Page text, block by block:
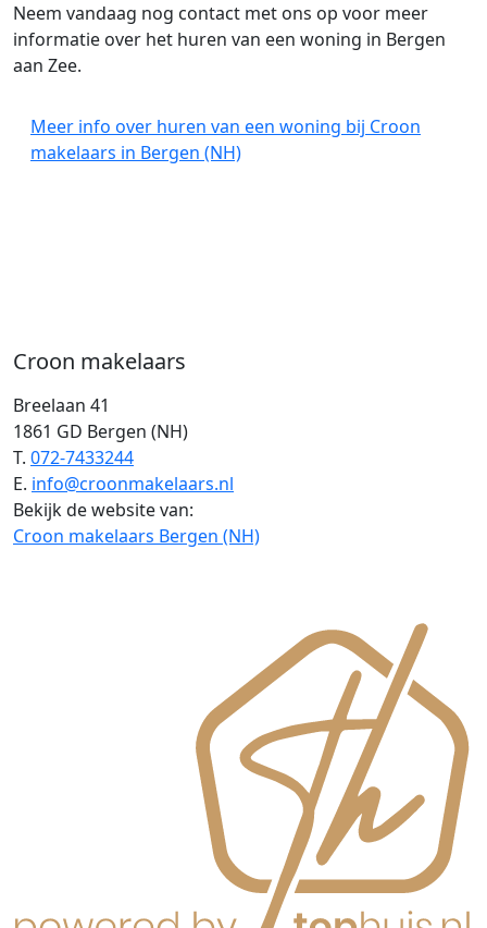
Croon makelaars
Breelaan 41
1861 GD Bergen (NH)
T. 072-7433244
E. info@croonmakelaars.nl
Bekijk de website van:
Croon makelaars Bergen (NH)
Neem vandaag nog contact met ons op voor meer
informatie over het huren van een woning in Bergen
aan Zee.
Meer info over huren van een woning bij Croon
makelaars in Bergen (NH)